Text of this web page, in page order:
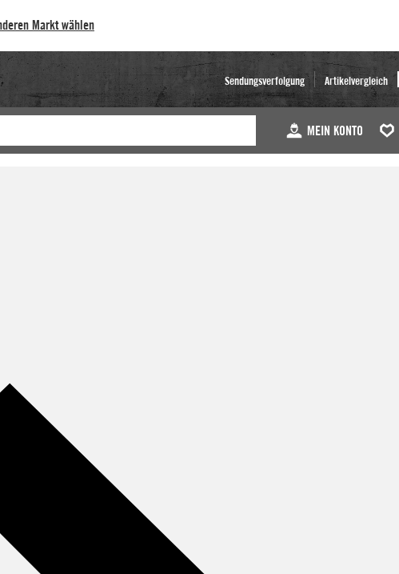
Markt wählen
Sendungsverfolgung Artikelvergleich
MEIN KONTO